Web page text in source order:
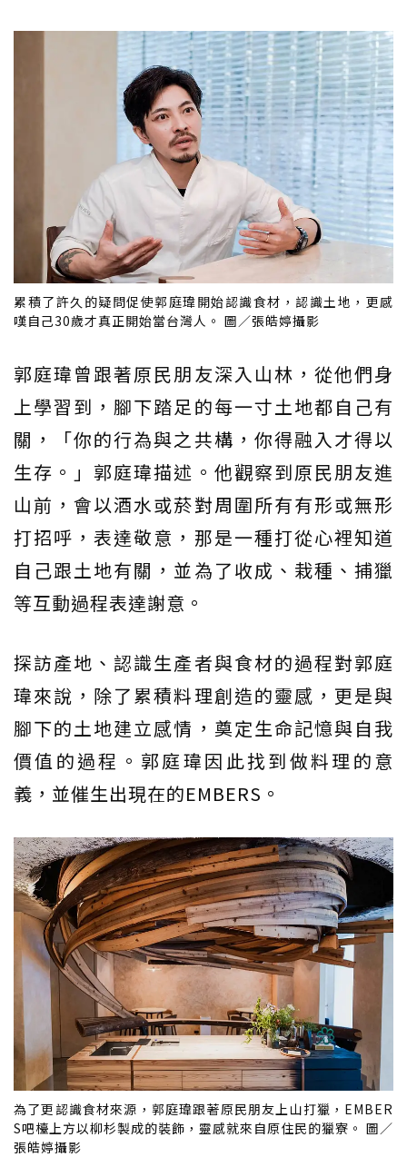
累積了許久的疑問促使郭庭瑋開始認識食材，認識土地，更感
嘆自己30歲才真正開始當台灣人。 圖／張皓婷攝影
郭庭瑋曾跟著原民朋友深入山林，從他們身
上學習到，腳下踏足的每一寸土地都自己有
關，「你的行為與之共構，你得融入才得以
生存。」郭庭瑋描述。他觀察到原民朋友進
山前，會以酒水或菸對周圍所有有形或無形
打招呼，表達敬意，那是一種打從心裡知道
自己跟土地有關，並為了收成、栽種、捕獵
等互動過程表達謝意。
探訪產地、認識生產者與食材的過程對郭庭
瑋來說，除了累積料理創造的靈感，更是與
腳下的土地建立感情，奠定生命記憶與自我
價值的過程。郭庭瑋因此找到做料理的意
義，並催生出現在的EMBERS。
為了更認識食材來源，郭庭瑋跟著原民朋友上山打獵，EMBER
S吧檯上方以柳杉製成的裝飾，靈感就來自原住民的獵寮。 圖／
張皓婷攝影